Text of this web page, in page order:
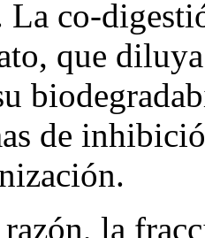
La co-
que
de
razón, la